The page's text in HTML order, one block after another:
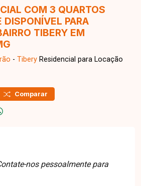
COM 3 QUARTOS
DISPONÍVEL PARA
TIBERY EM
- Tibery Residencial para Locação
Comparar
nos pessoalmente para